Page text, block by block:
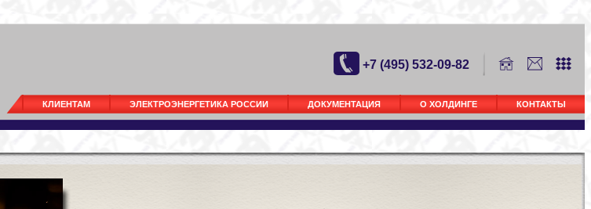
+7 (495) 532-09-82
КЛИЕНТАМ ЭЛЕКТРОЭНЕРГЕТИКА РОССИИ ДОКУМЕНТАЦИЯ О ХОЛДИНГЕ КОНТАКТЫ